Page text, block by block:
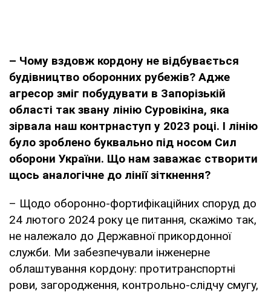
– Чому вздовж кордону не відбувається
будівництво оборонних рубежів? Адже
агресор зміг побудувати в Запорізькій
області так звану лінію Суровікіна, яка
зірвала наш контрнаступ у 2023 році. І лінію
було зроблено буквально під носом Сил
оборони України. Що нам заважає створити
щось аналогічне до лінії зіткнення?
– Щодо оборонно-фортифікаційних споруд до
24 лютого 2024 року це питання, скажімо так,
не належало до Державної прикордонної
служби. Ми забезпечували інженерне
облаштування кордону: протитранспортні
рови, загородження, контрольно-слідчу смугу,